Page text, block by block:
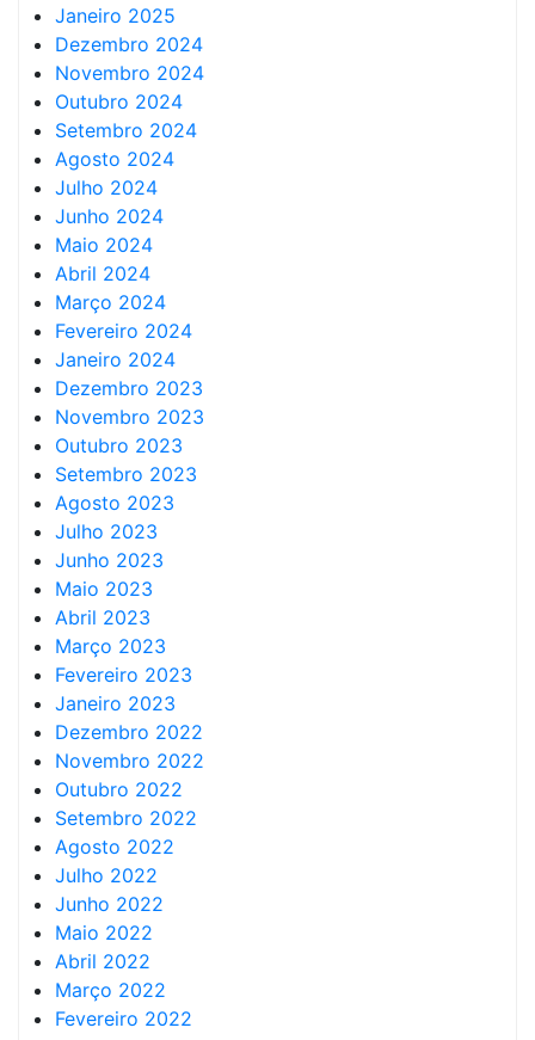
Janeiro 2025
Dezembro 2024
Novembro 2024
Outubro 2024
Setembro 2024
Agosto 2024
Julho 2024
Junho 2024
Maio 2024
Abril 2024
Março 2024
Fevereiro 2024
Janeiro 2024
Dezembro 2023
Novembro 2023
Outubro 2023
Setembro 2023
Agosto 2023
Julho 2023
Junho 2023
Maio 2023
Abril 2023
Março 2023
Fevereiro 2023
Janeiro 2023
Dezembro 2022
Novembro 2022
Outubro 2022
Setembro 2022
Agosto 2022
Julho 2022
Junho 2022
Maio 2022
Abril 2022
Março 2022
Fevereiro 2022